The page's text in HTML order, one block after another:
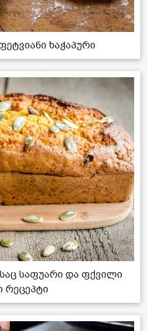
ხაჭაპური
საფუარი და ფქვილი
რეცეპტი